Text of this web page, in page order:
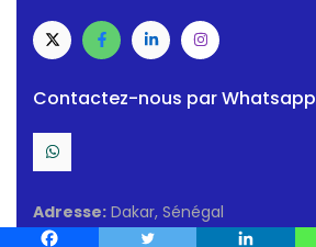
Contactez-nous par Whatsapp
Adresse: Dakar, Sénégal